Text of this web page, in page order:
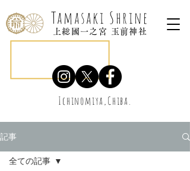
Tamasaki Shrine
上総國一之宮 玉前神社
Ichinomiya,Chiba.
記事
全ての記事